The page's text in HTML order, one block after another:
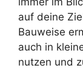
auf deine
Bauweise
auch in
nutzen und